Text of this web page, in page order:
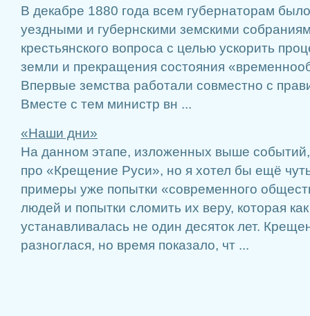
В декабре 1880 года всем губернаторам
уездными и губернскими земскими
крестьянского вопроса с целью ускорить
земли и прекращения состояния
Впервые земства работали совместно с
Вместе с тем министр вн ...
«Наши дни»
На данном этапе, изложенных выше
про «Крещение Руси», но я хотел бы ещё
примеры уже попытки «современного
людей и попытки сломить их веру, которая
устанавливалась не один десяток лет.
разноглася, но время показало, чт ...